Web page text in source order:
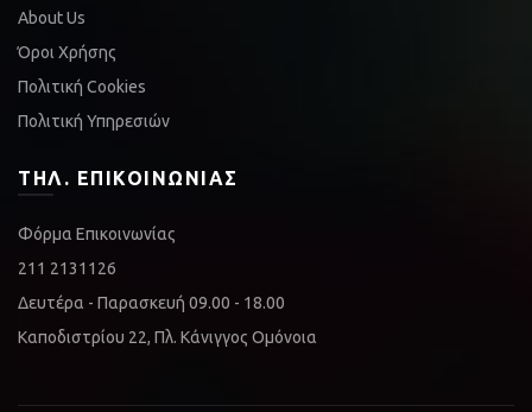
About Us
Όροι Χρήσης
Πολιτική Cookies
Πολιτική Υπηρεσιών
ΤΗΛ. ΕΠΙΚΟΙΝΩΝΊΑΣ
Φόρμα Επικοινωνίας
211 2131126
Δευτέρα - Παρασκευή 09.00 - 18.00
Καποδιστρίου 22, Πλ. Κάνιγγος Ομόνοια